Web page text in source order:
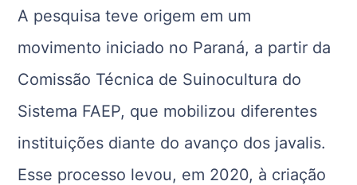
A pesquisa teve origem em um
movimento iniciado no Paraná, a partir da
Comissão Técnica de Suinocultura do
Sistema FAEP, que mobilizou diferentes
instituições diante do avanço dos javalis.
Esse processo levou, em 2020, à criação